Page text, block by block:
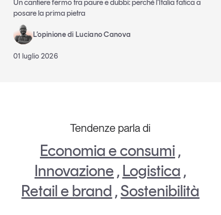
Un cantiere fermo tra paure e dubbi: perché l’Italia fatica a
posare la prima pietra
L’opinione di Luciano Canova
01 luglio 2026
Tendenze parla di
Economia e consumi ,
Innovazione , Logistica ,
Retail e brand ,Sostenibilità